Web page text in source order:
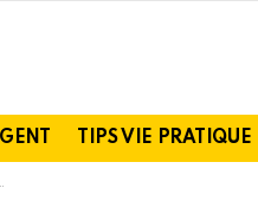
TIPS VIE PRATIQUE